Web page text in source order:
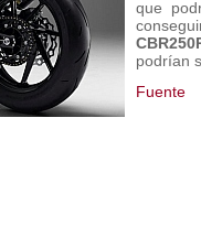
que
podrían
Fuente